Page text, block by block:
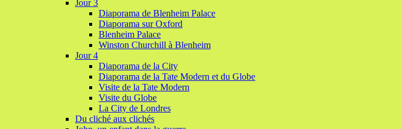
Jour 3
Diaporama de Blenheim Palace
Diaporama sur Oxford
Blenheim Palace
Winston Churchill à Blenheim
Jour 4
Diaporama de la City
Diaporama de la Tate Modern et du Globe
Visite de la Tate Modern
Visite du Globe
La City de Londres
Du cliché aux clichés